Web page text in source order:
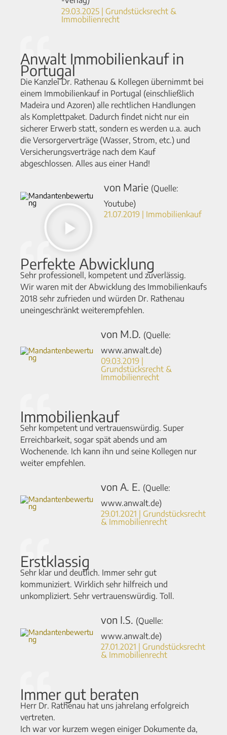
29.03.2025 | Grundstücksrecht &
Immobilienrecht
Anwalt Immobilienkauf in
Portugal
Die Kanzlei Dr. Rathenau & Kollegen übernimmt bei
einem Immobilienkauf in Portugal (einschließlich
Madeira und Azoren) alle rechtlichen Handlungen
als Komplettpaket. Dadurch findet nicht nur ein
sicherer Erwerb statt, sondern es werden u.a. auch
die Versorgerverträge (Wasser, Strom, etc.) und
Versicherungsverträge nach dem Kauf
abgeschlossen. Alles aus einer Hand!
von Marie (Quelle:
Youtube)
21.07.2019 | Immobilienkauf
Perfekte Abwicklung
Sehr professionell, kompetent und zuverlässig.
Wir waren mit der Abwicklung des Immobilienkaufs
2018 sehr zufrieden und würden Dr. Rathenau
uneingeschränkt weiterempfehlen.
von M.D. (Quelle:
www.anwalt.de)
09.03.2019 |
Grundstücksrecht &
Immobilienrecht​
Immobilienkauf
Sehr kompetent und vertrauenswürdig. Super
Erreichbarkeit, sogar spät abends und am
Wochenende. Ich kann ihn und seine Kollegen nur
weiter empfehlen.
von A. E. (Quelle:
www.anwalt.de)
29.01.2021 | Grundstücksrecht
& Immobilienrecht
Erstklassig
Sehr klar und deutlich. Immer sehr gut
kommuniziert. Wirklich sehr hilfreich und
unkompliziert. Sehr vertrauenswürdig. Toll.
von I.S. (Quelle:
www.anwalt.de)
27.01.2021 | Grundstücksrecht
& Immobilienrecht
Immer gut beraten
Herr Dr. Rathenau hat uns jahrelang erfolgreich
vertreten.
Ich war vor kurzem wegen einiger Dokumente da,